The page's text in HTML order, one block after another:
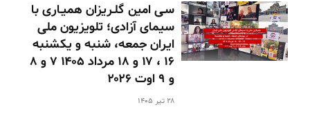
سـی امین گلـریزان همیـاری با
سیمای آزادی؛ تلویزیون ملی
ایران جمعه، شنبه و یکشنبه
۱۶ ، ۱۷ و ۱۸ مرداد ۱۴۰۵ ۷ و ۸
و ۹ اوت ۲۰۲۶
۲۸ تیر ۱۴۰۵